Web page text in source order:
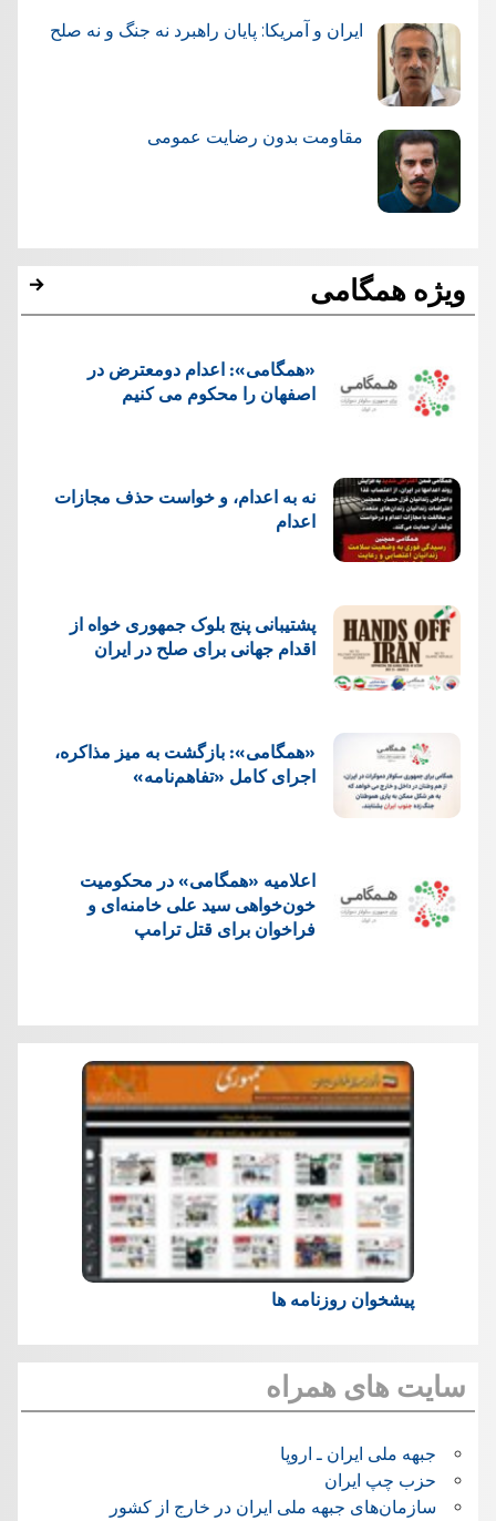
ایران و آمریکا: پایان راهبرد نه جنگ و نه صلح
مقاومت بدون رضایت عمومی
ویژه همگامی
«همگامی»: اعدام دومعترض در
اصفهان را محکوم می کنیم
نه به اعدام، و خواست حذف مجازات
اعدام
پشتيبانی پنج بلوک جمهوری خواه از
اقدام جهانی برای صلح در ایران
«همگامی»: بازگشت به میز مذاکره،
اجرای کامل «تفاهم‌نامه»
اعلامیه «همگامی» در محکومیت
خون‌خواهی سید علی خامنه‌ای و
فراخوان برای قتل ترامپ
پیشخوان روزنامه ها
سایت های همراه
جبهه ملی ایران ـ اروپا
حزب چپ ایران
سازمان‌های جبهه ملی ایران در خارج از کشور